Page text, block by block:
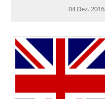
04 Dez.2016